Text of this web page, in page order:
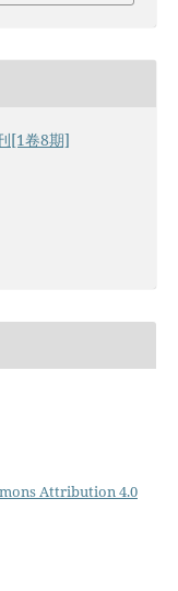
[1卷8期]
Attribution 4.0